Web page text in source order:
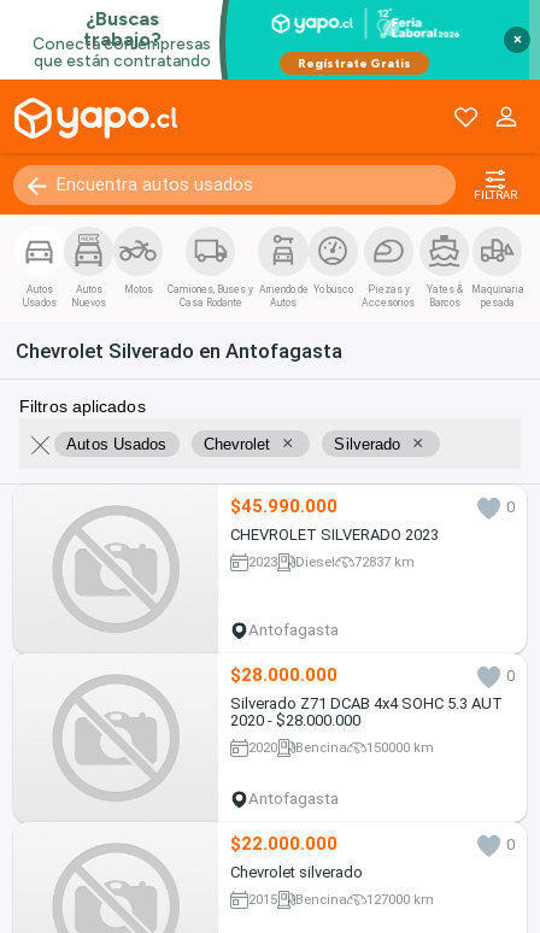
×
FILTRAR
Autos
Usados
Autos
Nuevos
Motos
Camiones, Buses y
Casa Rodante
Arriendo de
Autos
Yo busco
Piezas y
Accesorios
Yates &
Barcos
Maquinaria
pesada
Chevrolet Silverado en Antofagasta
Filtros aplicados
Autos Usados Chevrolet × Silverado ×
$45.990.000
0
CHEVROLET SILVERADO 2023
2023 Diesel 72837 km
Antofagasta
$28.000.000
0
Silverado Z71 DCAB 4x4 SOHC 5.3 AUT
2020 - $28.000.000
2020 Bencina 150000 km
Antofagasta
$22.000.000
0
Chevrolet silverado
2015 Bencina 127000 km